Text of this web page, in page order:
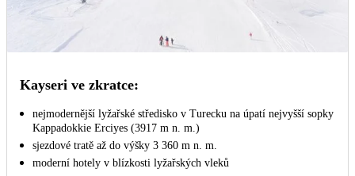
Kayseri ve zkratce:
nejmodernější lyžařské středisko v Turecku na úpatí nejvyšší sopky
Kappadokkie Erciyes (3917 m n. m.)
sjezdové tratě až do výšky 3 360 m n. m.
moderní hotely v blízkosti lyžařských vleků